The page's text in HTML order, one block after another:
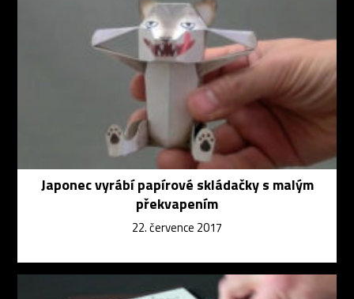
Japonec vyrábí papírové skládačky s malým
překvapením
22. července 2017